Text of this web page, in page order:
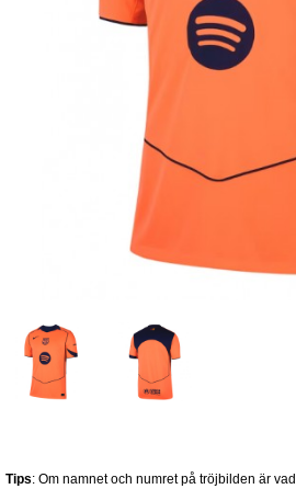
Tips: Om namnet och numret på tröjbilden är